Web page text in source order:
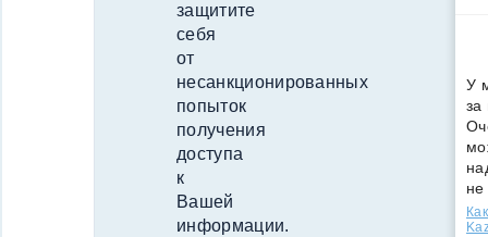
защитите
себя
от
несанкционированных
попыток
получения
доступа
к
Вашей
информации.
У
за
не